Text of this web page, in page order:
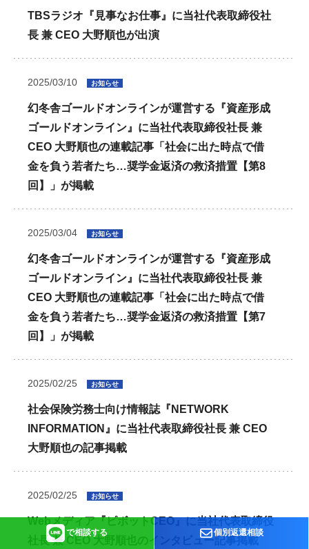
TBSラジオ『見事なお仕事』に当社代表取締役社
長 兼 CEO 大野順也が出演
2025/03/10 お知らせ
幻冬舎ゴールドオンラインが運営する『資産形成
ゴールドオンライン』に当社代表取締役社長 兼
CEO 大野順也の連載記事「社会に出た時点で借
金を負う若者たち…奨学金返済の救済措置【第8
回】」が掲載
2025/03/04 お知らせ
幻冬舎ゴールドオンラインが運営する『資産形成
ゴールドオンライン』に当社代表取締役社長 兼
CEO 大野順也の連載記事「社会に出た時点で借
金を負う若者たち…奨学金返済の救済措置【第7
回】」が掲載
2025/02/25 お知らせ
社会保険労務士向け情報誌『NETWORK
INFORMATION』に当社代表取締役社長 兼 CEO
大野順也の記事掲載
2025/02/25 お知らせ
Webメディア『ピボットCEO』に当社代表取締役
社長 兼 CEO 大野順也のインタビュー記事掲載
で相談する 個別返還相談